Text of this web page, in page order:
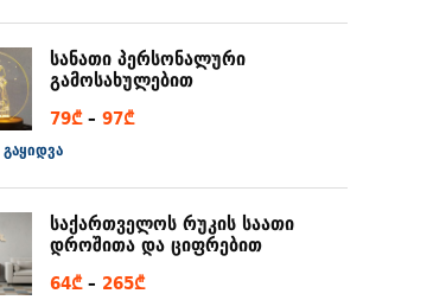
through
80₾
სანათი პერსონალური
გამოსახულებით
79₾ – 97₾Price
through
97₾
საქართველოს რუკის საათი
დროშითა და ციფრებით
64₾ – 265₾Price